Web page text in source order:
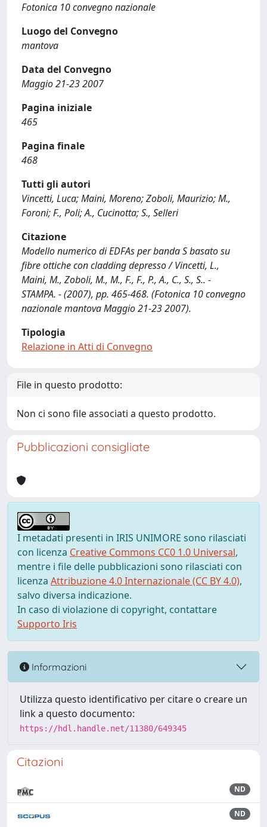
Fotonica 10 convegno nazionale
Luogo del Convegno
mantova
Data del Convegno
Maggio 21-23 2007
Pagina iniziale
465
Pagina finale
468
Tutti gli autori
Vincetti, Luca; Maini, Moreno; Zoboli, Maurizio; M.,
Foroni; F., Poli; A., Cucinotta; S., Selleri
Citazione
Modello numerico di EDFAs per banda S basato su
fibre ottiche con cladding depresso / Vincetti, L.,
Maini, M., Zoboli, M., M., F., F., P., A., C., S., S.. -
STAMPA. - (2007), pp. 465-468. (Fotonica 10 convegno
nazionale mantova Maggio 21-23 2007).
Tipologia
Relazione in Atti di Convegno
File in questo prodotto:
Non ci sono file associati a questo prodotto.
Pubblicazioni consigliate
I metadati presenti in IRIS UNIMORE sono rilasciati
con licenza Creative Commons CC0 1.0 Universal,
mentre i file delle pubblicazioni sono rilasciati con
licenza Attribuzione 4.0 Internazionale (CC BY 4.0),
salvo diversa indicazione.
In caso di violazione di copyright, contattare
Supporto Iris
Informazioni
Utilizza questo identificativo per citare o creare un
link a questo documento:
https://hdl.handle.net/11380/649345
Citazioni
ND
ND